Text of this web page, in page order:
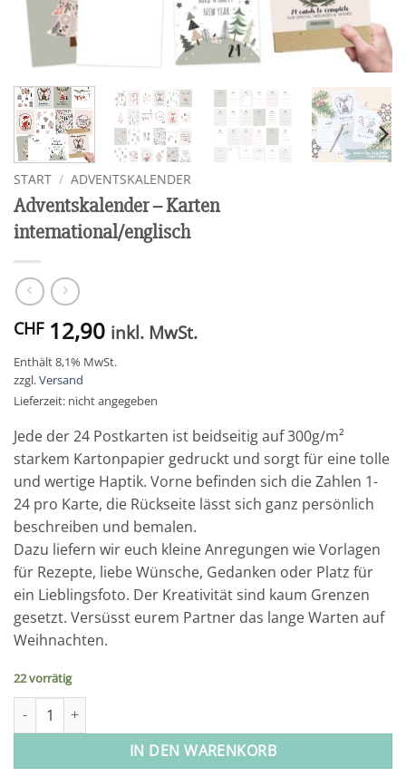
START / ADVENTSKALENDER
Adventskalender – Karten
international/englisch
CHF12,90 inkl. MwSt.
Enthält 8,1% MwSt.
zzgl.Versand
Lieferzeit: nicht angegeben
Jede der 24 Postkarten ist beidseitig auf 300g/m²
starkem Kartonpapier gedruckt und sorgt für eine tolle
und wertige Haptik. Vorne befinden sich die Zahlen 1-
24 pro Karte, die Rückseite lässt sich ganz persönlich
beschreiben und bemalen.
Dazu liefern wir euch kleine Anregungen wie Vorlagen
für Rezepte, liebe Wünsche, Gedanken oder Platz für
ein Lieblingsfoto. Der Kreativität sind kaum Grenzen
gesetzt. Versüsst eurem Partner das lange Warten auf
Weihnachten.
22 vorrätig
Adventskalender - Karten international/englisch Menge
IN DEN WARENKORB